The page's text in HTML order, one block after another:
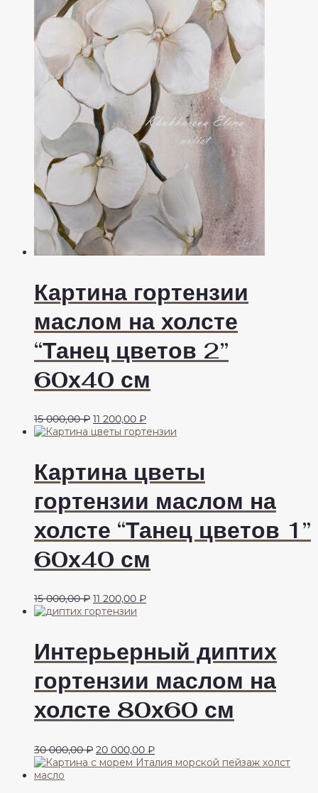
Картина гортензии
маслом на холсте
“Танец цветов 2”
60х40 см
15 000,00₽ Первоначальная
цена
000,00 ₽.
11 200,00 ₽Текущая
цена:
Картина цветы
гортензии маслом на
холсте “Танец цветов 1”
60х40 см
15 000,00₽ Первоначальная
цена
000,00 ₽.
11 200,00 ₽Текущая
Интерьерный диптих
гортензии маслом на
холсте 80х60 см
30 000,00₽ Первоначальная
цена
20 000,00 ₽Текущая
цена: